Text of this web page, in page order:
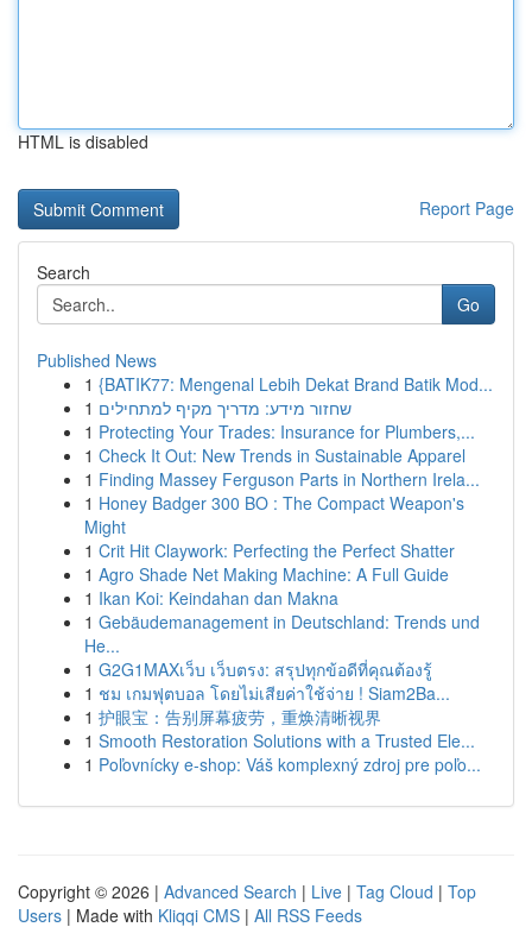
HTML is disabled
Report Page
Search
Go
Published News
1 {BATIK77: Mengenal Lebih Dekat Brand Batik Mod...
1 שחזור מידע: מדריך מקיף למתחילים
1 Protecting Your Trades: Insurance for Plumbers,...
1 Check It Out: New Trends in Sustainable Apparel
1 Finding Massey Ferguson Parts in Northern Irela...
1 Honey Badger 300 BO : The Compact Weapon's
Might
1 Crit Hit Claywork: Perfecting the Perfect Shatter
1 Agro Shade Net Making Machine: A Full Guide
1 Ikan Koi: Keindahan dan Makna
1 Gebäudemanagement in Deutschland: Trends und
He...
1 G2G1MAXเว็บ เว็บตรง: สรุปทุกข้อดีที่คุณต้องรู้
1 ชม เกมฟุตบอล โดยไม่เสียค่าใช้จ่าย ! Siam2Ba...
1 护眼宝：告别屏幕疲劳，重焕清晰视界
1 Smooth Restoration Solutions with a Trusted Ele...
1 Poľovnícky e-shop: Váš komplexný zdroj pre poľo...
Copyright © 2026 | Advanced Search | Live | Tag Cloud | Top
Users | Made with Kliqqi CMS | All RSS Feeds